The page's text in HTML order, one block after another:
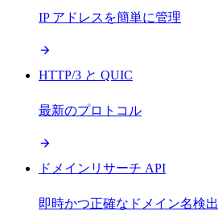
IP アドレスを簡単に管理
HTTP/3 と QUIC
最新のプロトコル
ドメインリサーチ API
即時かつ正確なドメイン名検出